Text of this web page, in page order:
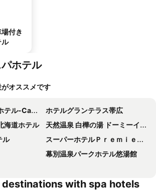
付き
ル
ホテル
オススメです
-Cabin-帯広
ホテルグランテラス帯広
海道ホテル
天然温泉 白樺の湯 ドーミーイン帯広
ル
スーパーホテルＰｒｅｍｉｅｒ帯広駅前 天然温泉「拓聖の湯」
幕別温泉パークホテル悠湯館
with spa hotels